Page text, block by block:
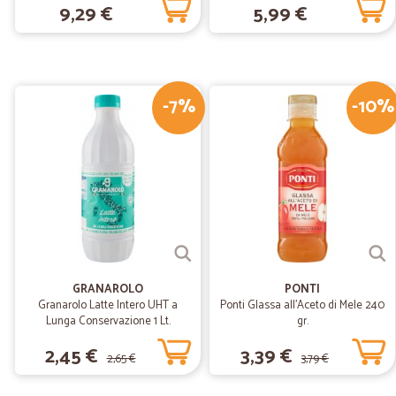
9,29 € 5,99 €
-7%
GRANAROLO
Granarolo Latte Intero UHT a
Lunga Conservazione 1 Lt.
2,45 € 2,65 €
-10%
PONTI
Ponti Glassa all'Aceto di Mele 240
gr.
3,39 € 3,79 €